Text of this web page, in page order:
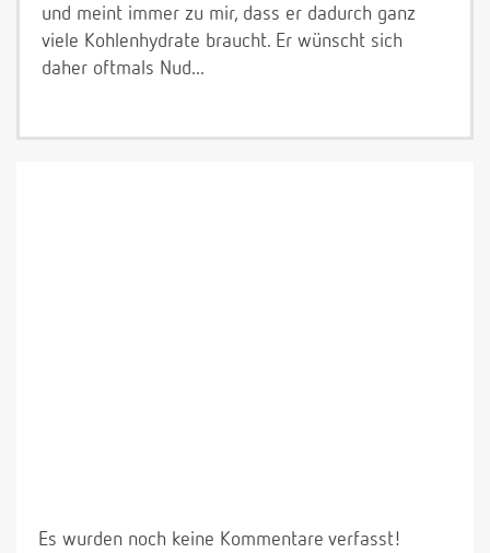
und meint immer zu mir, dass er dadurch ganz
viele Kohlenhydrate braucht. Er wünscht sich
daher oftmals Nud...
Es wurden noch keine Kommentare verfasst!